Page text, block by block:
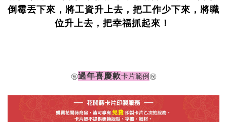
倒霉丟下來，將工資升上去，把工作少下來，將職
位升上去，把幸福抓起來！
㊗️過年喜慶款卡片範例㊗️